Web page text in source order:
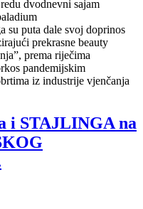
dvodnevni sajam
su puta dale svoj doprinos
prekrasne beauty
prema riječima
pandemijskim
iz industrije vjenčanja
i STAJLINGA na